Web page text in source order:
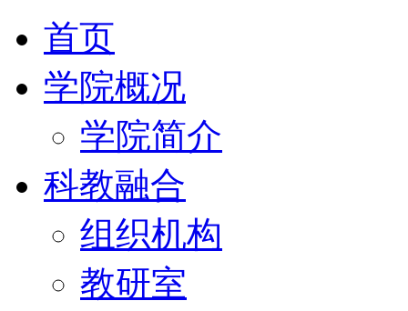
首页
学院概况
学院简介
科教融合
组织机构
教研室